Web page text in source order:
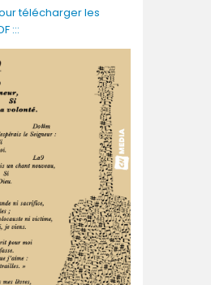
télécharger les
:::